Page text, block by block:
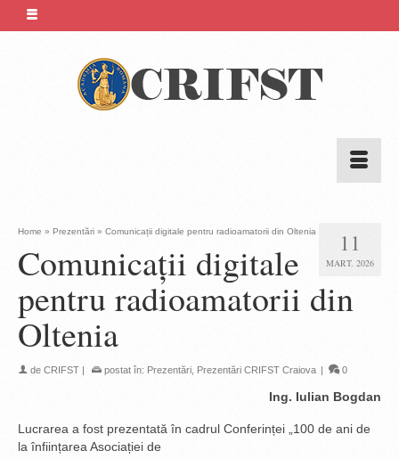
11
MART. 2026
Home » Prezentări » Comunicații digitale pentru radioamatorii din Oltenia
Comunicații digitale
pentru radioamatorii din
Oltenia
de CRIFST | postat în: Prezentări Prezentări CRIFST Craiova | 0
Ing. Iulian Bogdan
Lucrarea a fost prezentată în cadrul Conferinței „100 de ani de
la înființarea Asociației de